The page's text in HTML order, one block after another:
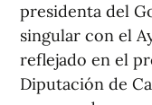
presidenta del
singular con el
reflejado en el
Diputación de